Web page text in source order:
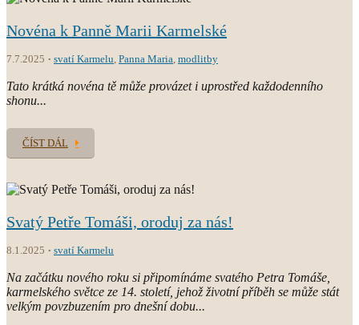
Novéna k Panně Marii Karmelské
7.7.2025 svatí Karmelu Panna Maria modlitby
Tato krátká novéna tě může provázet i uprostřed každodenního
shonu...
ČÍST DÁL
Svatý Petře Tomáši, oroduj za nás!
8.1.2025 svatí Karmelu
Na začátku nového roku si připomínáme svatého Petra Tomáše,
karmelského světce ze 14. století, jehož životní příběh se může stát
velkým povzbuzením pro dnešní dobu...